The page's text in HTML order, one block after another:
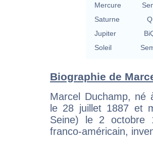
Mercure
Saturne
Jupiter
Soleil
Biographie de
Marcel Duchamp, né
le 28 juillet 1887 et
Seine) le 2 octobre
franco-américain,